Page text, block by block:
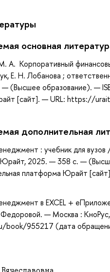
основная
А. Корпоративный
Е. Н. Лобанова ;
(Высшее образование). —
[сайт]. — URL: https://
дополнительная
: учебник для
Юрайт, 2025. — 358 с. —
платформа Юрайт
в EXCEL +
— Москва :
955217 (дата